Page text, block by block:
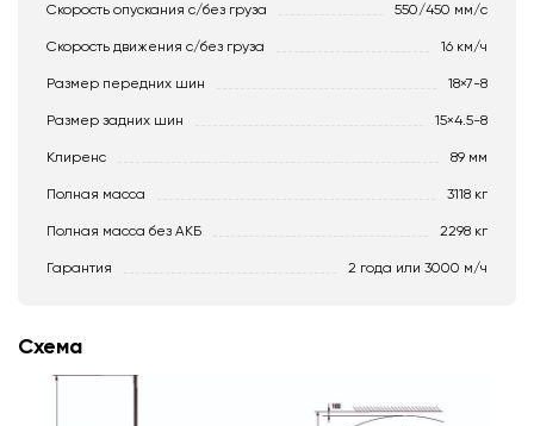
Скорость опускания c/без груза 550/450 мм/с
Скорость движения c/без груза 16 км/ч
Размер передних шин 18×7-8
Размер задних шин 15×4.5-8
Клиренс 89 мм
Полная масса 3118 кг
Полная масса без АКБ 2298 кг
Гарантия 2 года или 3000 м/ч
Схема